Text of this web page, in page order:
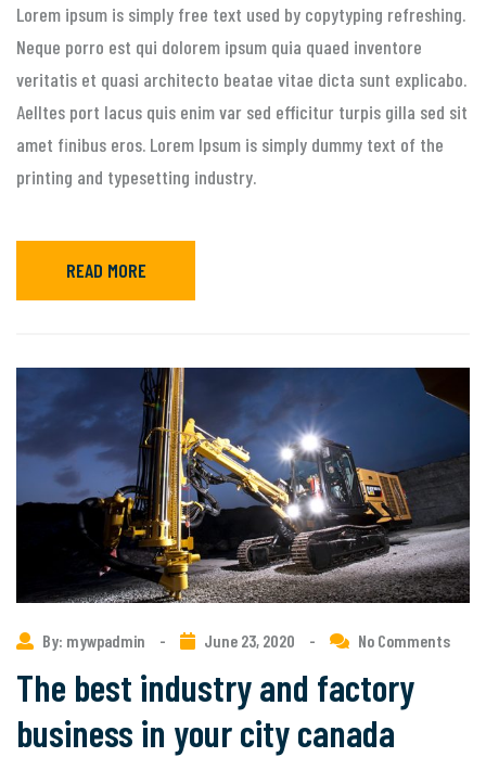
Lorem ipsum is simply free text used by copytyping refreshing.
Neque porro est qui dolorem ipsum quia quaed inventore
veritatis et quasi architecto beatae vitae dicta sunt explicabo.
Aelltes port lacus quis enim var sed efficitur turpis gilla sed sit
amet finibus eros. Lorem Ipsum is simply dummy text of the
printing and typesetting industry.
READ MORE
By: mywpadmin - June 23, 2020 - No Comments
The best industry and factory
business in your city canada